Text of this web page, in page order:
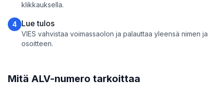
klikkauksella.
4 Lue tulos
VIES vahvistaa voimassaolon ja palauttaa yleensä nimen ja
osoitteen.
Mitä ALV-numero tarkoittaa